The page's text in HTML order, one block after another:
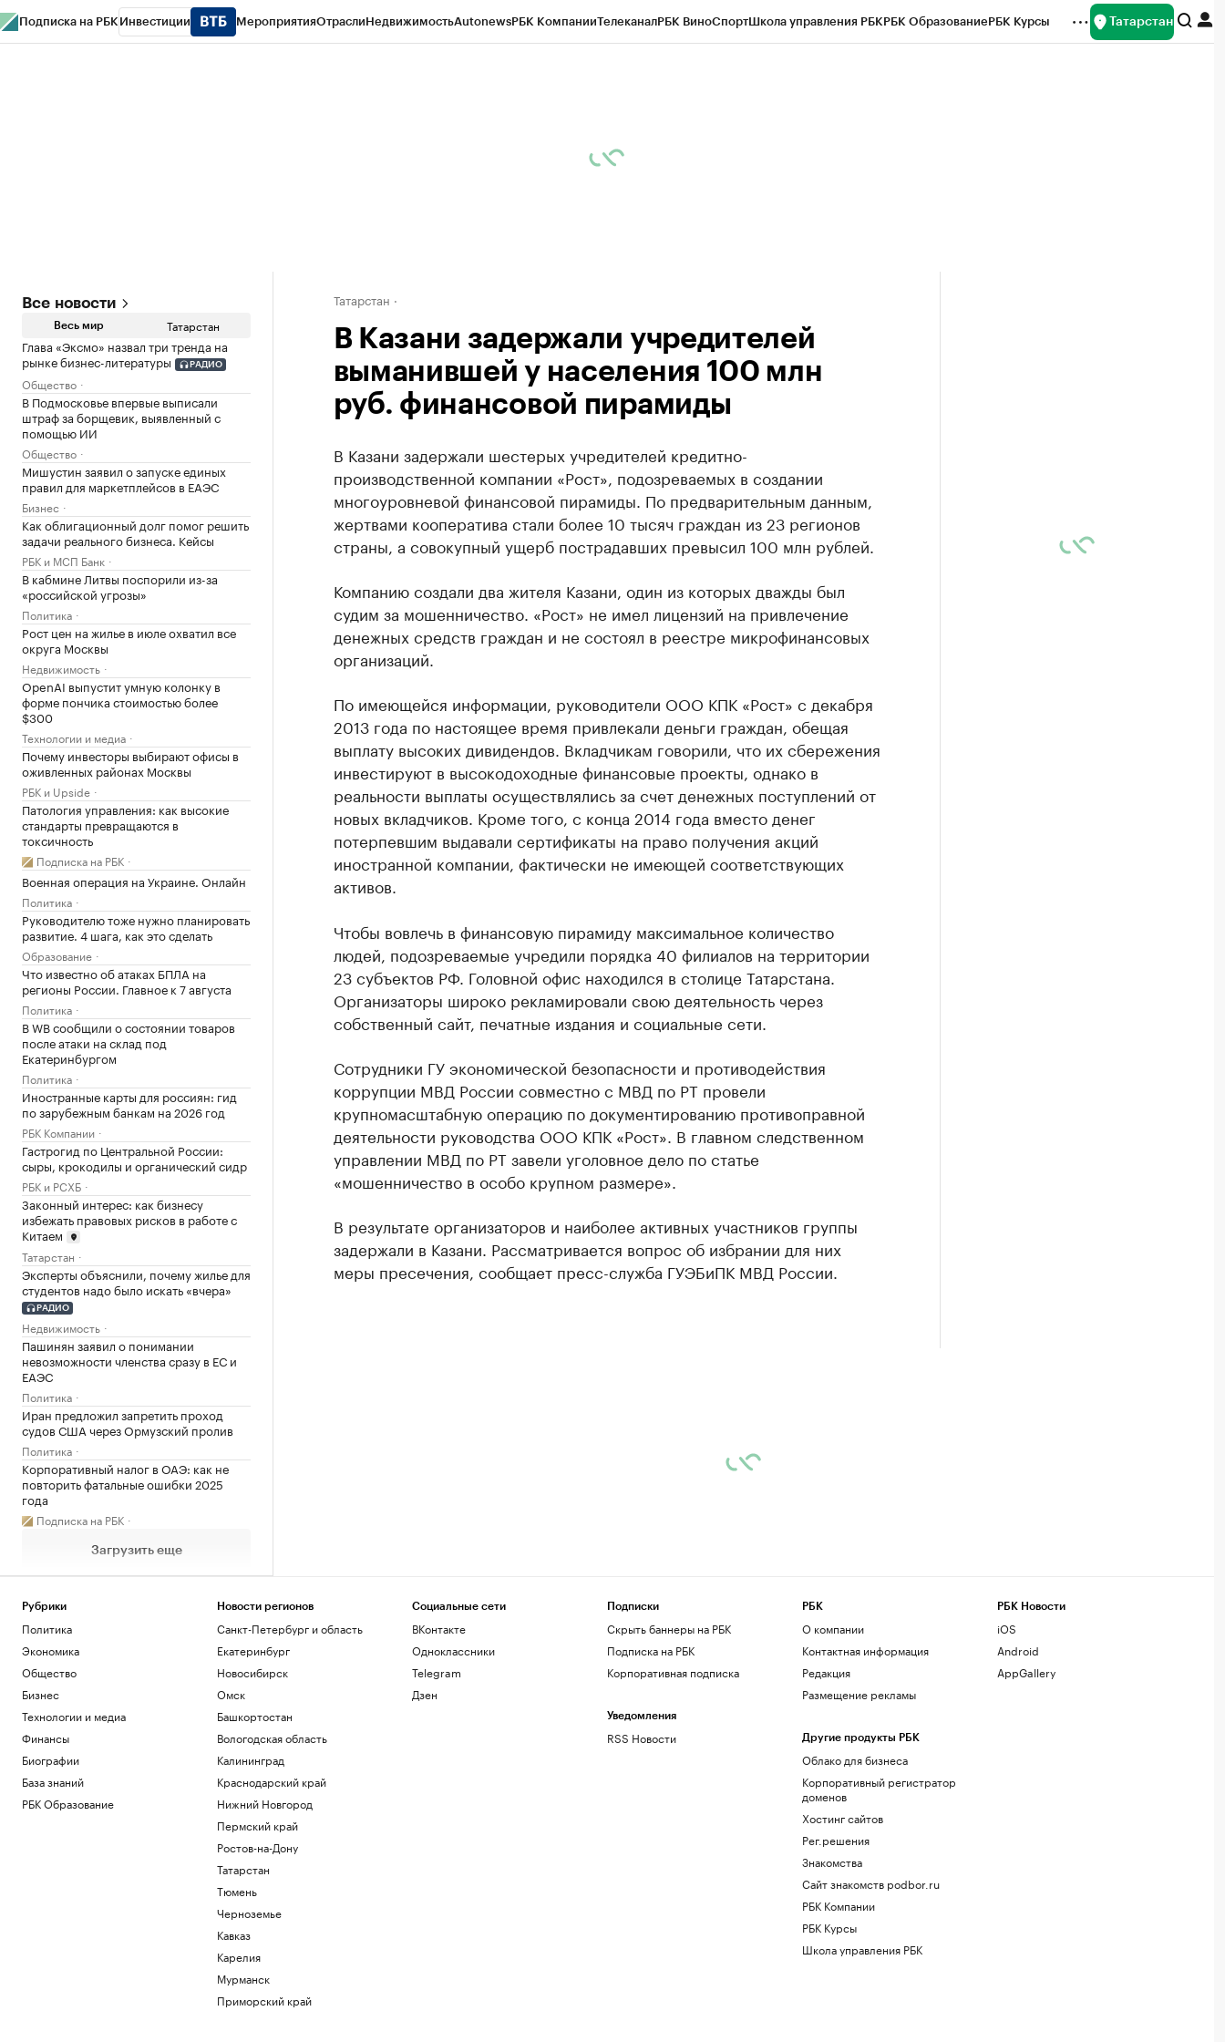
Подписка на РБК Инвестиции МероприятияОтраслиНедвижимостьAutonewsРБК КомпанииТелеканалРБК ВиноСпортШкола управления РБКРБК ОбразованиеРБК Курсы Татарстан
Все новости
Весь мир Татарстан
Глава «Эксмо» назвал три тренда на
рынке бизнес-литературы
РАДИО
Общество
В Подмосковье впервые выписали
штраф за борщевик, выявленный с
помощью ИИ
Общество
Мишустин заявил о запуске единых
правил для маркетплейсов в ЕАЭС
Бизнес
Как облигационный долг помог решить
задачи реального бизнеса. Кейсы
РБК и МСП Банк
В кабмине Литвы поспорили из-за
«российской угрозы»
Политика
Рост цен на жилье в июле охватил все
округа Москвы
Недвижимость
OpenAI выпустит умную колонку в
форме пончика стоимостью более
$300
Технологии и медиа
Почему инвесторы выбирают офисы в
оживленных районах Москвы
РБК и Upside
Патология управления: как высокие
стандарты превращаются в
токсичность
Подписка на РБК
Военная операция на Украине. Онлайн
Политика
Руководителю тоже нужно планировать
развитие. 4 шага, как это сделать
Образование
Что известно об атаках БПЛА на
регионы России. Главное к 7 августа
Политика
В WB сообщили о состоянии товаров
после атаки на склад под
Екатеринбургом
Политика
Иностранные карты для россиян: гид
по зарубежным банкам на 2026 год
РБК Компании
Гастрогид по Центральной России:
сыры, крокодилы и органический сидр
РБК и РСХБ
Законный интерес: как бизнесу
избежать правовых рисков в работе с
Китаем
Татарстан
Эксперты объяснили, почему жилье для
студентов надо было искать «вчера»
РАДИО
Недвижимость
Пашинян заявил о понимании
невозможности членства сразу в ЕС и
ЕАЭС
Политика
Иран предложил запретить проход
судов США через Ормузский пролив
Политика
Корпоративный налог в ОАЭ: как не
повторить фатальные ошибки 2025
года
Подписка на РБК
Загрузить еще
Татарстан
В Казани задержали учредителей
выманившей у населения 100 млн
руб. финансовой пирамиды
В Казани задержали шестерых учредителей кредитно-
производственной компании «Рост», подозреваемых в создании
многоуровневой финансовой пирамиды. По предварительным данным,
жертвами кооператива стали более 10 тысяч граждан из 23 регионов
страны, а совокупный ущерб пострадавших превысил 100 млн рублей.
Компанию создали два жителя Казани, один из которых дважды был
судим за мошенничество. «Рост» не имел лицензий на привлечение
денежных средств граждан и не состоял в реестре микрофинансовых
организаций.
По имеющейся информации, руководители ООО КПК «Рост» с декабря
2013 года по настоящее время привлекали деньги граждан, обещая
выплату высоких дивидендов. Вкладчикам говорили, что их сбережения
инвестируют в высокодоходные финансовые проекты, однако в
реальности выплаты осуществлялись за счет денежных поступлений от
новых вкладчиков. Кроме того, с конца 2014 года вместо денег
потерпевшим выдавали сертификаты на право получения акций
иностранной компании, фактически не имеющей соответствующих
активов.
Чтобы вовлечь в финансовую пирамиду максимальное количество
людей, подозреваемые учредили порядка 40 филиалов на территории
23 субъектов РФ. Головной офис находился в столице Татарстана.
Организаторы широко рекламировали свою деятельность через
собственный сайт, печатные издания и социальные сети.
Сотрудники ГУ экономической безопасности и противодействия
коррупции МВД России совместно с МВД по РТ провели
крупномасштабную операцию по документированию противоправной
деятельности руководства ООО КПК «Рост». В главном следственном
управлении МВД по РТ завели уголовное дело по статье
«мошенничество в особо крупном размере».
В результате организаторов и наиболее активных участников группы
задержали в Казани. Рассматривается вопрос об избрании для них
меры пресечения, сообщает пресс-служба ГУЭБиПК МВД России.
Рубрики
Политика
Экономика
Общество
Бизнес
Технологии и медиа
Финансы
Биографии
База знаний
РБК Образование
Новости регионов
Санкт-Петербург и область
Екатеринбург
Новосибирск
Омск
Башкортостан
Вологодская область
Калининград
Краснодарский край
Нижний Новгород
Пермский край
Ростов-на-Дону
Татарстан
Тюмень
Черноземье
Кавказ
Карелия
Мурманск
Приморский край
Социальные сети
ВКонтакте
Одноклассники
Telegram
Дзен
Подписки
Скрыть баннеры на РБК
Подписка на РБК
Корпоративная подписка
Уведомления
RSS Новости
РБК
О компании
Контактная информация
Редакция
Размещение рекламы
Другие продукты РБК
Облако для бизнеса
Корпоративный регистратор
доменов
Хостинг сайтов
Рег.решения
Знакомства
Сайт знакомств podbor.ru
РБК Компании
РБК Курсы
Школа управления РБК
РБК Новости
iOS
Android
AppGallery